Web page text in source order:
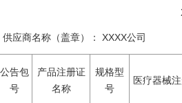
供应商名称（盖章）： XXXX公司
公告包
号
产品注册证
名称
规格型
号
医疗器械